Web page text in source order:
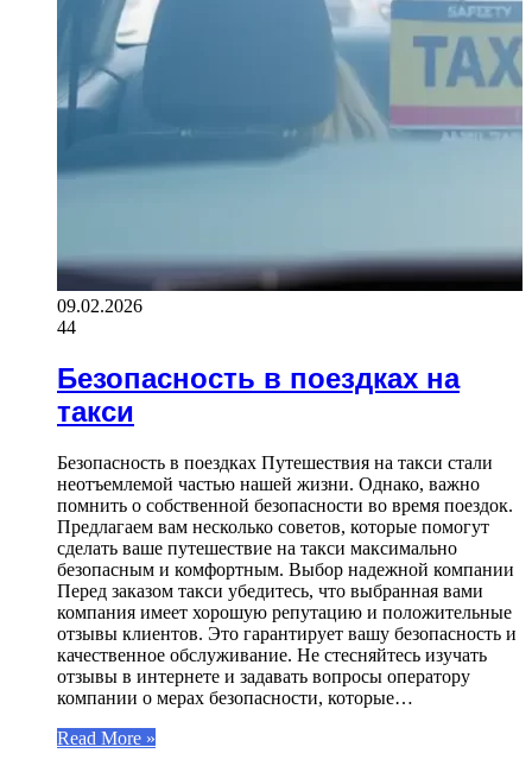
09.02.2026
44
Безопасность в поездках на
такси
Безопасность в поездках Путешествия на такси стали
неотъемлемой частью нашей жизни. Однако, важно
помнить о собственной безопасности во время поездок.
Предлагаем вам несколько советов, которые помогут
сделать ваше путешествие на такси максимально
безопасным и комфортным. Выбор надежной компании
Перед заказом такси убедитесь, что выбранная вами
компания имеет хорошую репутацию и положительные
отзывы клиентов. Это гарантирует вашу безопасность и
качественное обслуживание. Не стесняйтесь изучать
отзывы в интернете и задавать вопросы оператору
компании о мерах безопасности, которые…
Read More »